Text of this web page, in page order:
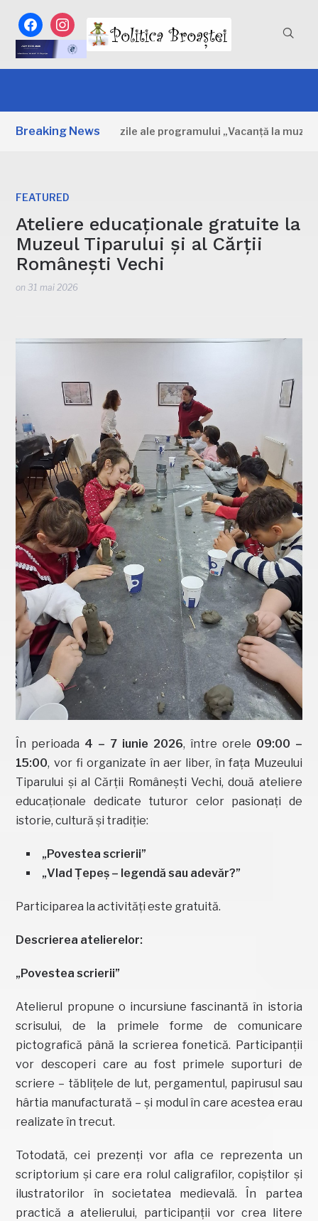
facebookinstagram
Breaking News
Primele zile ale programului „Vacanță la muzeu”
FEATURED
Ateliere educaționale gratuite la
Muzeul Tiparului și al Cărții
Românești Vechi
on31 mai 2026
În perioada 4 – 7 iunie 2026, între orele 09:00 –
15:00, vor fi organizate în aer liber, în fața Muzeului
Tiparului și al Cărții Românești Vechi, două ateliere
educaționale dedicate tuturor celor pasionați de
istorie, cultură și tradiție:
„Povestea scrierii”
„Vlad Țepeș – legendă sau adevăr?”
Participarea la activități este gratuită.
Descrierea atelierelor:
„Povestea scrierii”
Atelierul propune o incursiune fascinantă în istoria
scrisului, de la primele forme de comunicare
pictografică până la scrierea fonetică. Participanții
vor descoperi care au fost primele suporturi de
scriere – tăblițele de lut, pergamentul, papirusul sau
hârtia manufacturată – și modul în care acestea erau
realizate în trecut.
Totodată, cei prezenți vor afla ce reprezenta un
scriptorium și care era rolul caligrafilor, copiștilor și
ilustratorilor în societatea medievală. În partea
practică a atelierului, participanții vor crea litere